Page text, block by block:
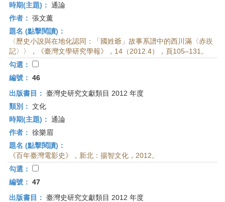
時期(主題)： 通論
作者： 張文薰
題名 (點擊閱讀)：
〈歷史小說與在地化認同：「國姓爺」故事系譜中的西川滿〈赤崁
記〉〉，《臺灣文學研究學報》，14（2012.4），頁105–131。
勾選：
編號： 46
出版書目： 臺灣史研究文獻類目 2012 年度
類別： 文化
時期(主題)： 通論
作者： 徐樂眉
題名 (點擊閱讀)：
《百年臺灣電影史》，新北：揚智文化，2012。
勾選：
編號： 47
出版書目： 臺灣史研究文獻類目 2012 年度